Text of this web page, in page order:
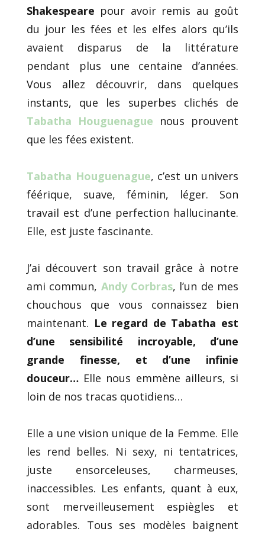
Shakespeare pour avoir remis au goût
du jour les fées et les elfes alors qu’ils
avaient disparus de la littérature
pendant plus une centaine d’années.
Vous allez découvrir, dans quelques
instants, que les superbes clichés de
Tabatha Houguenague nous prouvent
que les fées existent.
Tabatha Houguenague, c’est un univers
féérique, suave, féminin, léger. Son
travail est d’une perfection hallucinante.
Elle, est juste fascinante.
J’ai découvert son travail grâce à notre
ami commun, Andy Corbras, l’un de mes
chouchous que vous connaissez bien
maintenant. Le regard de Tabatha est
d’une sensibilité incroyable, d’une
grande finesse, et d’une infinie
douceur… Elle nous emmène ailleurs, si
loin de nos tracas quotidiens…
Elle a une vision unique de la Femme. Elle
les rend belles. Ni sexy, ni tentatrices,
juste ensorceleuses, charmeuses,
inaccessibles. Les enfants, quant à eux,
sont merveilleusement espiègles et
adorables. Tous ses modèles baignent